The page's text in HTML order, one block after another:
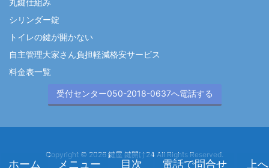
丸鍵仕組み
シリンダー錠
トイレの鍵が開かない
自主管理大家さん負担軽減格安サービス
料金表一覧
受付センター050-2018-0637へ電話する
Copyright © 2026 鍵屋 鍵開け24 All Rights Reserved.
ホーム メニュー 目次 電話で問合せ 上へ